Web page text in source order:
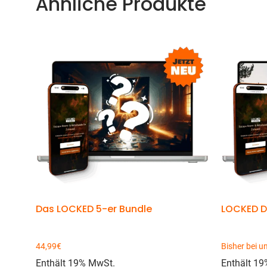
Das LOCKED 5-er Bundle
44,99€
Enthält 19% MwSt.
LOCKED
Bisher bei
Enthält